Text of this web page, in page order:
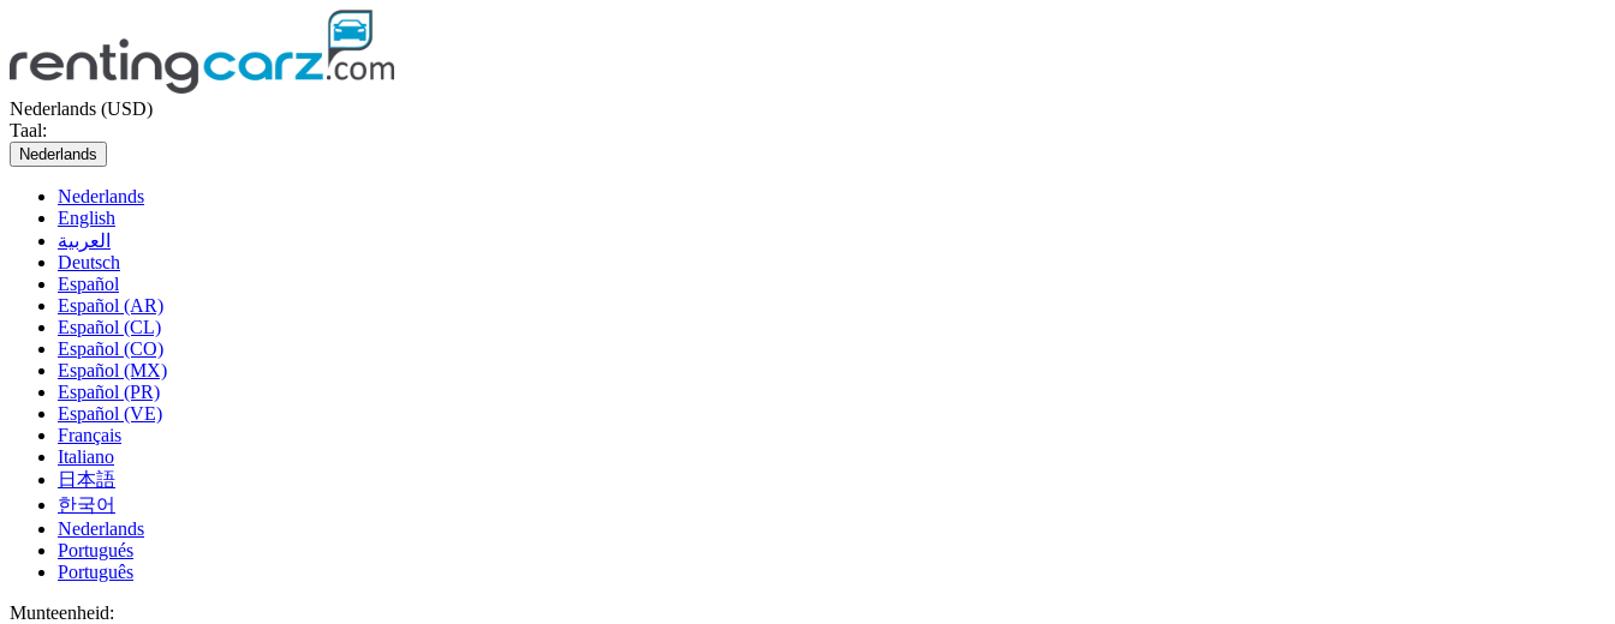
Nederlands (USD)
Taal:
Nederlands
Nederlands
English
العربية
Deutsch
Español
Español (AR)
Español (CL)
Español (CO)
Español (MX)
Español (PR)
Español (VE)
Français
Italiano
日本語
한국어
Nederlands
Portugués
Português
Munteenheid: